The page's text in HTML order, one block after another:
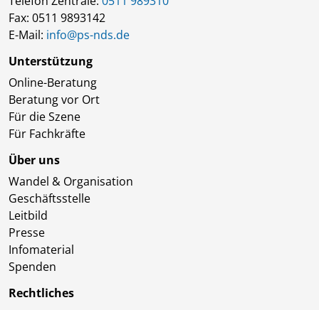
Fax: 0511 9893142
E-Mail: info@ps-nds.de
Unterstützung
Online-Beratung
Beratung vor Ort
Für die Szene
Für Fachkräfte
Über uns
Wandel & Organisation
Geschäftsstelle
Leitbild
Presse
Infomaterial
Spenden
Rechtliches